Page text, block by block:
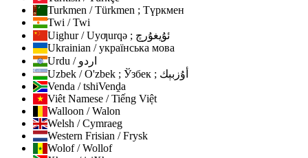
Turkmen / Türkmen ; Түркмен
Twi / Twi
Uighur / Uyƣurqə ; ئۇيغۇرچ
Ukrainian / українська мова
Urdu / اردو
Uzbek / O'zbek ; Ўзбек ; أۇزبېك
Venda / tshiVenḓa
Viêt Namese / Tiếng Việt
Walloon / Walon
Welsh / Cymraeg
Western Frisian / Frysk
Wolof / Wollof